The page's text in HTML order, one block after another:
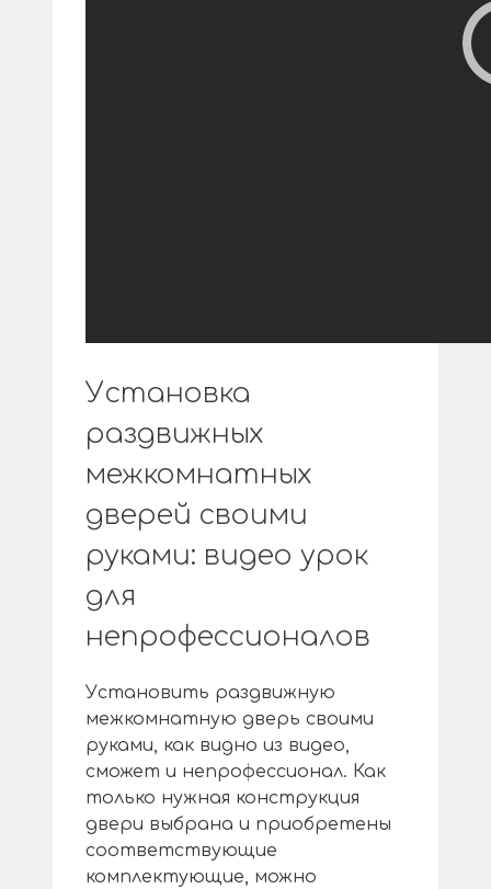
Установка
раздвижных
межкомнатных
дверей своими
руками: видео урок
для
непрофессионалов
Установить раздвижную
межкомнатную дверь своими
руками, как видно из видео,
сможет и непрофессионал. Как
только нужная конструкция
двери выбрана и приобретены
соответствующие
комплектующие, можно